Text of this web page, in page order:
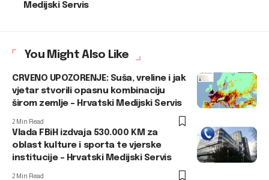
Medijski Servis
You Might Also Like
CRVENO UPOZORENJE: Suša, vreline i jak
vjetar stvorili opasnu kombinaciju
širom zemlje – Hrvatski Medijski Servis
2 Min Read
Vlada FBiH izdvaja 530.000 KM za
oblast kulture i sporta te vjerske
institucije – Hrvatski Medijski Servis
2 Min Read